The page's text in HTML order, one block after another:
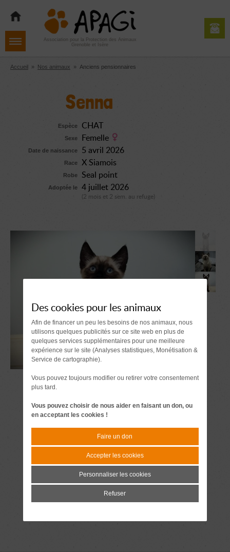
navigation
contenu
Aller
pied
de
Association pour la Protection des Animaux
Grenoble et Isère
Accueil » Nos animaux » Anciens pensionnaires
Senna
Espèce CHAT
Sexe Femelle
Date de naissance 5 avril 2026
Race X Siamois
Robe Seal point
Adoptée le 4 juillet 2026
(2 mois et 2 sem. au refuge)
Des cookies pour les animaux
Afin de financer un peu les besoins de nos animaux, nous
utilisons quelques publicités sur ce site web en plus de
quelques services supplémentaires pour une meilleure
expérience sur le site (Analyses statistiques, Monétisation &
Service de cartographie).
Vous pouvez toujours modifier ou retirer votre consentement
plus tard.
Vous pouvez choisir de nous aider en faisant un don, ou
en acceptant les cookies !
Faire un don
Accepter les cookies
Personnaliser les cookies
Refuser